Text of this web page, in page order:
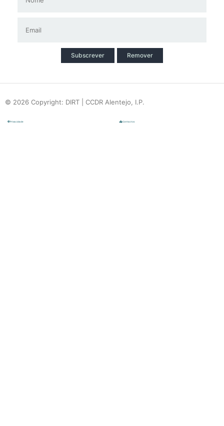
Subscrever Remover
© 2026 Copyright: DIRT | CCDR Alentejo, I.P.
Contactos
Privacidade